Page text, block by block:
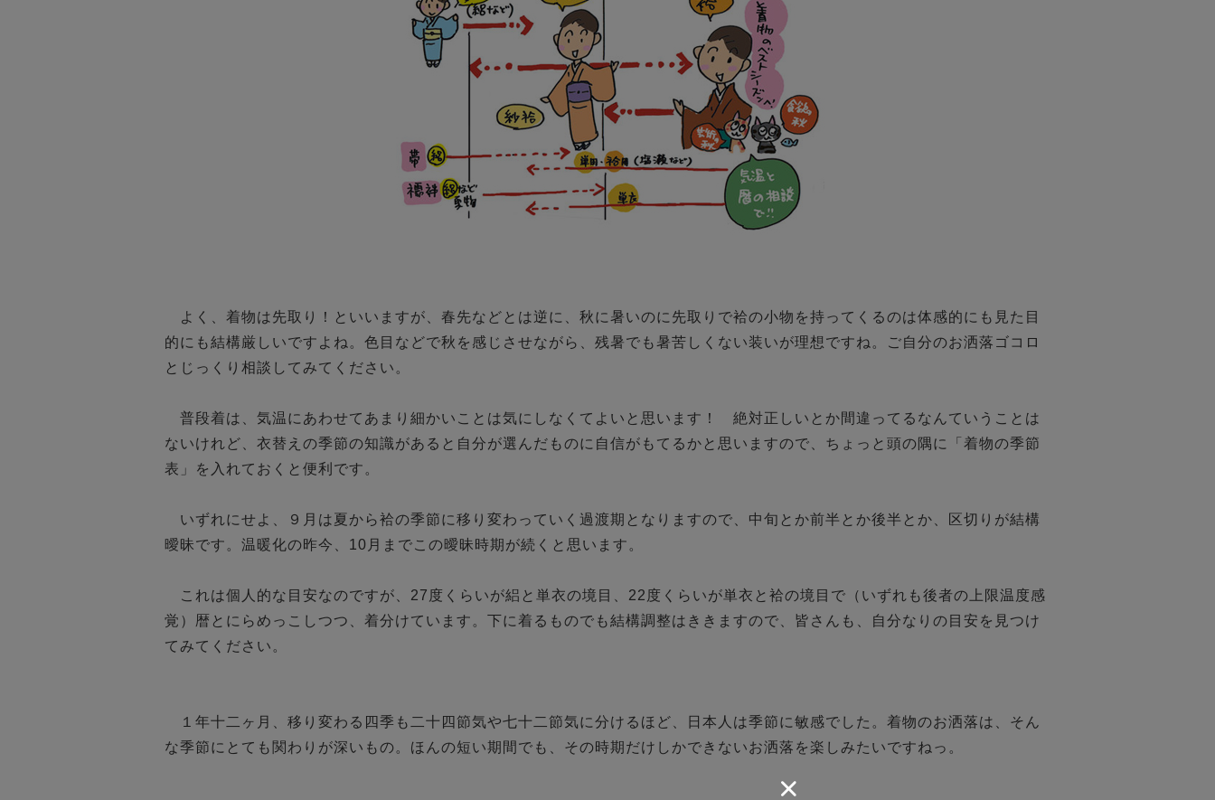
よく、着物は先取り！といいますが、春先などとは逆に、秋に暑いのに先取りで袷の小物を持ってくるのは体感的にも見た目
的にも結構厳しいですよね。色目などで秋を感じさせながら、残暑でも暑苦しくない装いが理想ですね。ご自分のお洒落ゴコロ
とじっくり相談してみてください。
普段着は、気温にあわせてあまり細かいことは気にしなくてよいと思います！　絶対正しいとか間違ってるなんていうことは
ないけれど、衣替えの季節の知識があると自分が選んだものに自信がもてるかと思いますので、ちょっと頭の隅に「着物の季節
表」を入れておくと便利です。
いずれにせよ、９月は夏から袷の季節に移り変わっていく過渡期となりますので、中旬とか前半とか後半とか、区切りが結構
曖昧です。温暖化の昨今、10月までこの曖昧時期が続くと思います。
これは個人的な目安なのですが、27度くらいが絽と単衣の境目、22度くらいが単衣と袷の境目で（いずれも後者の上限温度感
覚）暦とにらめっこしつつ、着分けています。下に着るものでも結構調整はききますので、皆さんも、自分なりの目安を見つけ
てみてください。
１年十二ヶ月、移り変わる四季も二十四節気や七十二節気に分けるほど、日本人は季節に敏感でした。着物のお洒落は、そん
な季節にとても関わりが深いもの。ほんの短い期間でも、その時期だけしかできないお洒落を楽しみたいですねっ。